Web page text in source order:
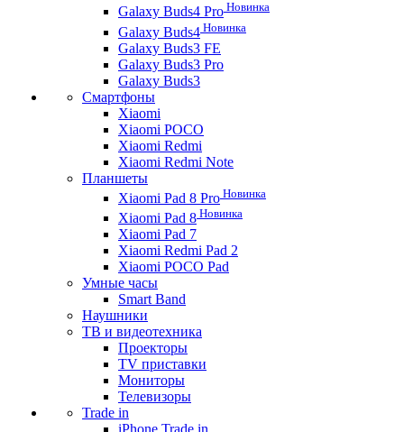
Galaxy Buds4 Pro Новинка
Galaxy Buds4 Новинка
Galaxy Buds3 FE
Galaxy Buds3 Pro
Galaxy Buds3
Смартфоны
Xiaomi
Xiaomi POCO
Xiaomi Redmi
Xiaomi Redmi Note
Планшеты
Xiaomi Pad 8 Pro Новинка
Xiaomi Pad 8 Новинка
Xiaomi Pad 7
Xiaomi Redmi Pad 2
Xiaomi POCO Pad
Умные часы
Smart Band
Наушники
ТВ и видеотехника
Проекторы
TV приставки
Мониторы
Телевизоры
Trade in